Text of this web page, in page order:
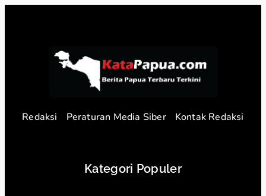
Redaksi Peraturan Media Siber Kontak Redaksi
Kategori Populer